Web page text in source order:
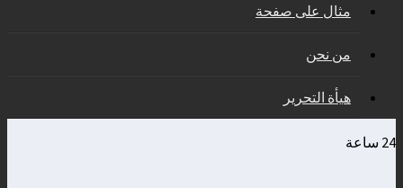
مثال على صفحة
من نحن
هيأة التحرير
24 ساعة